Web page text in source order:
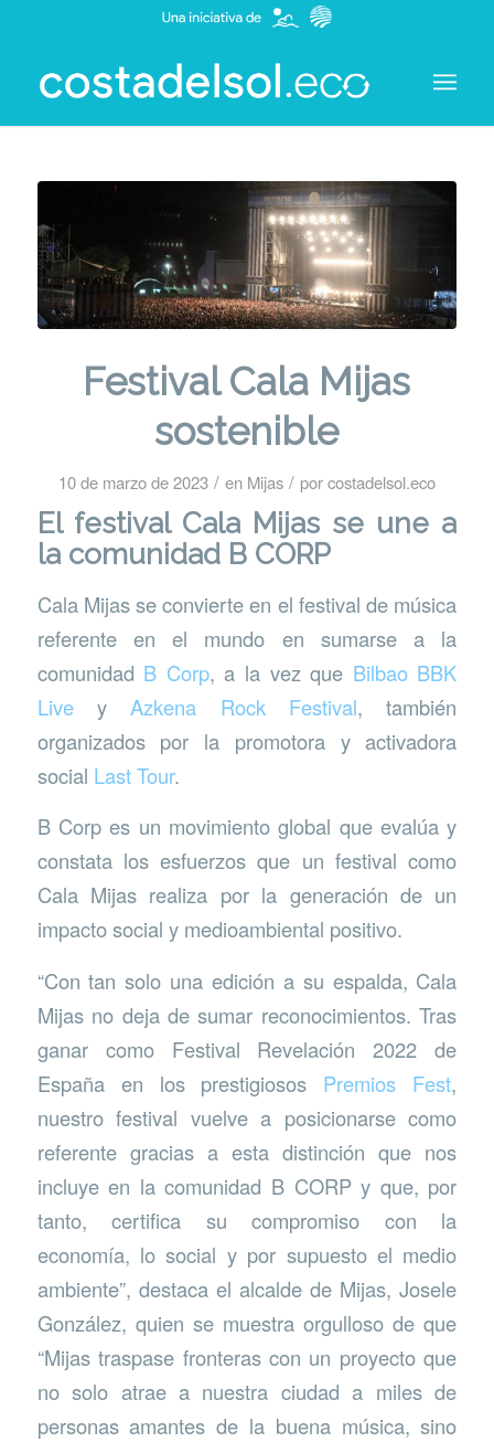
Festival Cala Mijas
sostenible
10 de marzo de 2023 / en Mijas / porcostadelsol.eco
El festival Cala Mijas se une a
la comunidad B CORP
Cala Mijas se convierte en el festival de música
referente en el mundo en sumarse a la
comunidad B Corp, a la vez que Bilbao BBK
LiveyAzkena Rock Festival, también
organizados por la promotora y activadora
social Last Tour.
B Corp es un movimiento global que evalúa y
constata los esfuerzos que un festival como
Cala Mijas realiza por la generación de un
impacto social y medioambiental positivo.
“Con tan solo una edición a su espalda, Cala
Mijas no deja de sumar reconocimientos. Tras
ganar como Festival Revelación 2022 de
España en los prestigiosos Premios Fest,
nuestro festival vuelve a posicionarse como
referente gracias a esta distinción que nos
incluye en la comunidad B CORP y que, por
tanto, certifica su compromiso con la
economía, lo social y por supuesto el medio
ambiente”, destaca el alcalde de Mijas, Josele
González, quien se muestra orgulloso de que
“Mijas traspase fronteras con un proyecto que
no solo atrae a nuestra ciudad a miles de
personas amantes de la buena música, sino